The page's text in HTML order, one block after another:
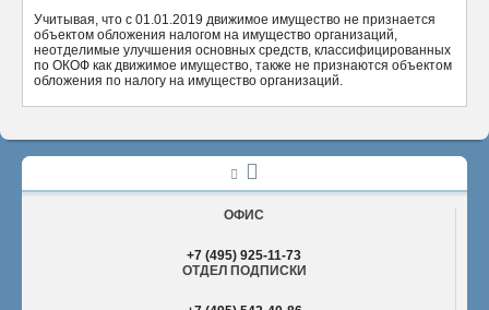
Учитывая, что с 01.01.2019 движимое имущество не признается
объектом обложения налогом на имущество организаций,
неотделимые улучшения основных средств, классифицированных
по ОКОФ как движимое имущество, также не признаются объектом
обложения по налогу на имущество организаций.
ОФИС
+7 (495) 925-11-73
ОТДЕЛ ПОДПИСКИ